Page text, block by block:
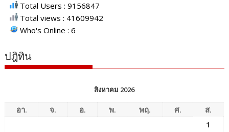
Total Users : 9156847
Total views : 41609942
Who's Online : 6
ปฎิทิน
สิงหาคม 2026
อา. จ. อ. พ. พฤ. ศ.
ส.
1